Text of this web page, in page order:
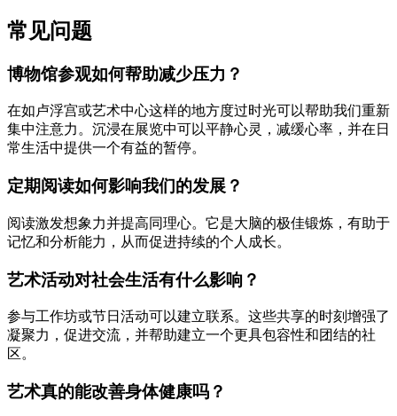
常见问题
博物馆参观如何帮助减少压力？
在如卢浮宫或艺术中心这样的地方度过时光可以帮助我们重新
集中注意力。沉浸在展览中可以平静心灵，减缓心率，并在日
常生活中提供一个有益的暂停。
定期阅读如何影响我们的发展？
阅读激发想象力并提高同理心。它是大脑的极佳锻炼，有助于
记忆和分析能力，从而促进持续的个人成长。
艺术活动对社会生活有什么影响？
参与工作坊或节日活动可以建立联系。这些共享的时刻增强了
凝聚力，促进交流，并帮助建立一个更具包容性和团结的社
区。
艺术真的能改善身体健康吗？